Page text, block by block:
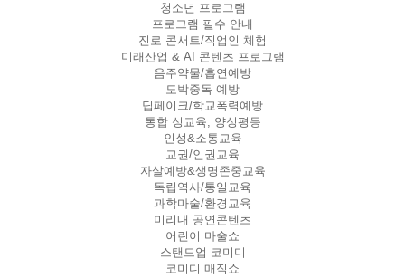
청소년 프로그램
프로그램 필수 안내
진로 콘서트/직업인 체험
미래산업 & AI 콘텐츠 프로그램
음주약물/흡연예방
도박중독 예방
딥페이크/학교폭력예방
통합 성교육, 양성평등
인성&소통교육
교권/인권교육
자살예방&생명존중교육
독립역사/통일교육
과학마술/환경교육
미리내 공연콘텐츠
어린이 마술쇼
스탠드업 코미디
코미디 매직쇼